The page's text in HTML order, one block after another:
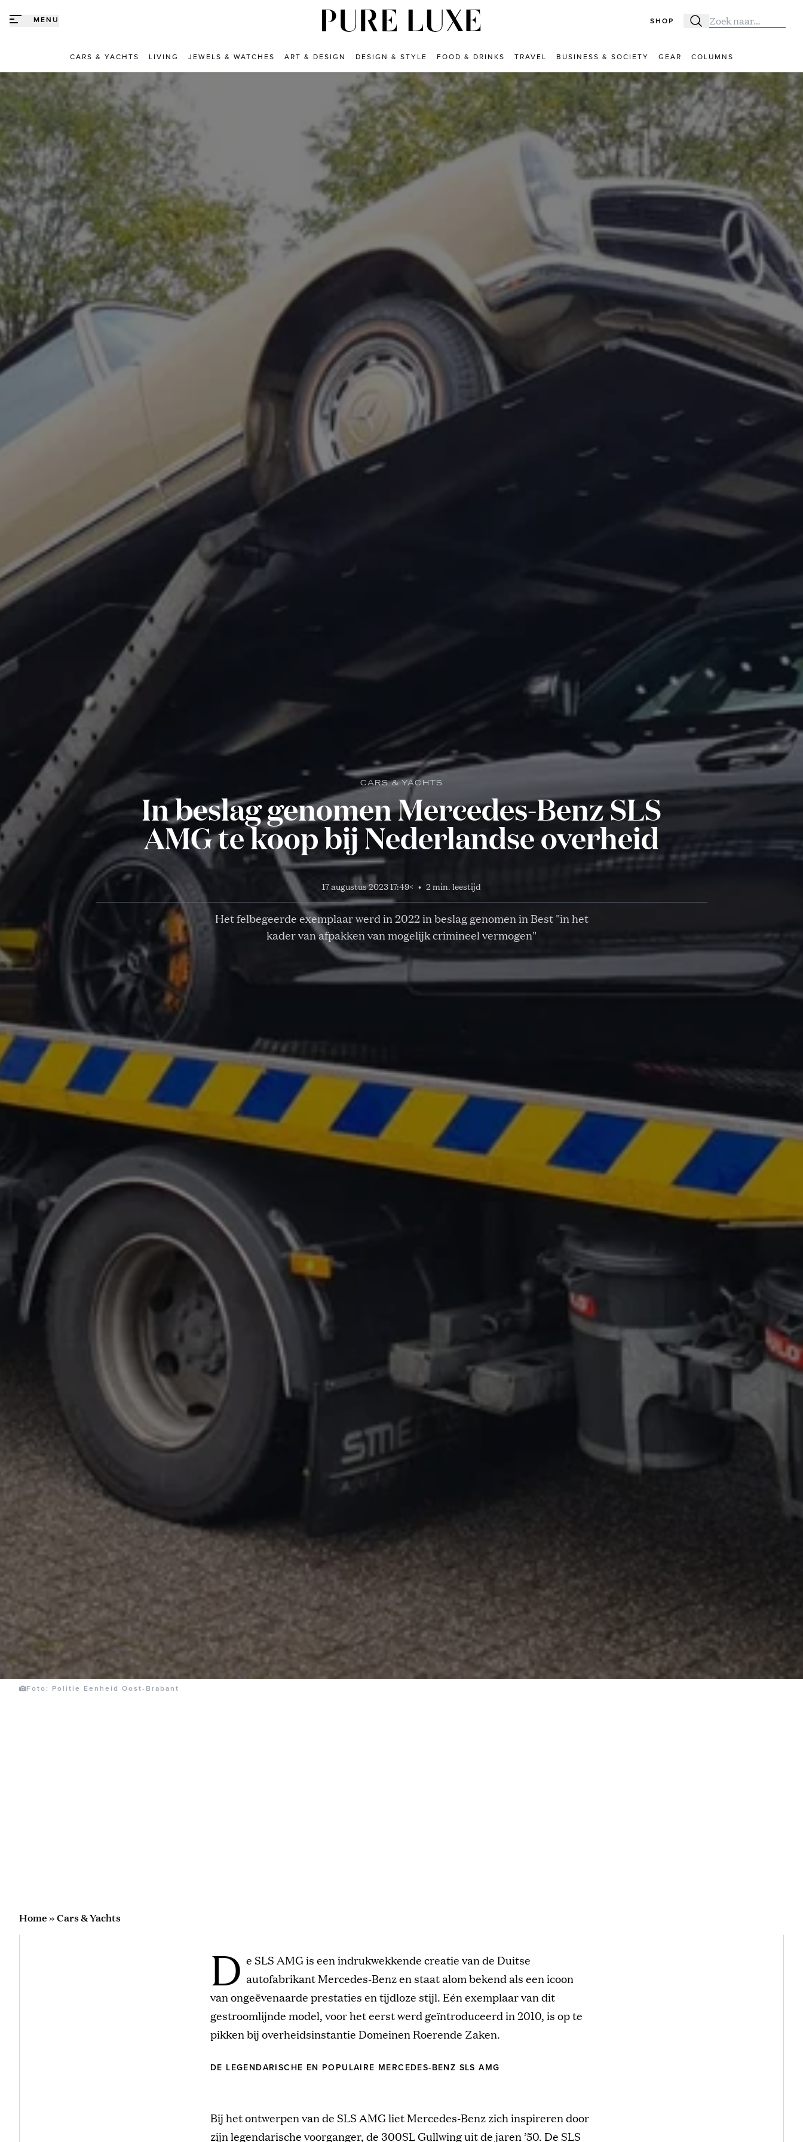
MENU SHOP Zoeken
Zoek naar:
CARS & YACHTS LIVING JEWELS & WATCHES ART & DESIGN DESIGN & STYLE FOOD & DRINKS TRAVEL BUSINESS & SOCIETY GEAR COLUMNS
CARS & YACHTS
In beslag genomen Mercedes-Benz SLS
AMG te koop bij Nederlandse overheid
17 augustus 2023 17:49< • 2 min. leestijd
Het felbegeerde exemplaar werd in 2022 in beslag genomen in Best "in het
kader van afpakken van mogelijk crimineel vermogen"
Foto: Politie Eenheid Oost-Brabant
Home»Cars & Yachts
D e SLS AMG is een indrukwekkende creatie van de Duitse
autofabrikant Mercedes-Benz en staat alom bekend als een icoon
van ongeëvenaarde prestaties en tijdloze stijl. Eén exemplaar van dit
gestroomlijnde model, voor het eerst werd geïntroduceerd in 2010, is op te
pikken bij overheidsinstantie Domeinen Roerende Zaken.
DE LEGENDARISCHE EN POPULAIRE MERCEDES-BENZ SLS AMG
Bij het ontwerpen van de SLS AMG liet Mercedes-Benz zich inspireren door
zijn legendarische voorganger, de 300SL Gullwing uit de jaren ’50. De SLS